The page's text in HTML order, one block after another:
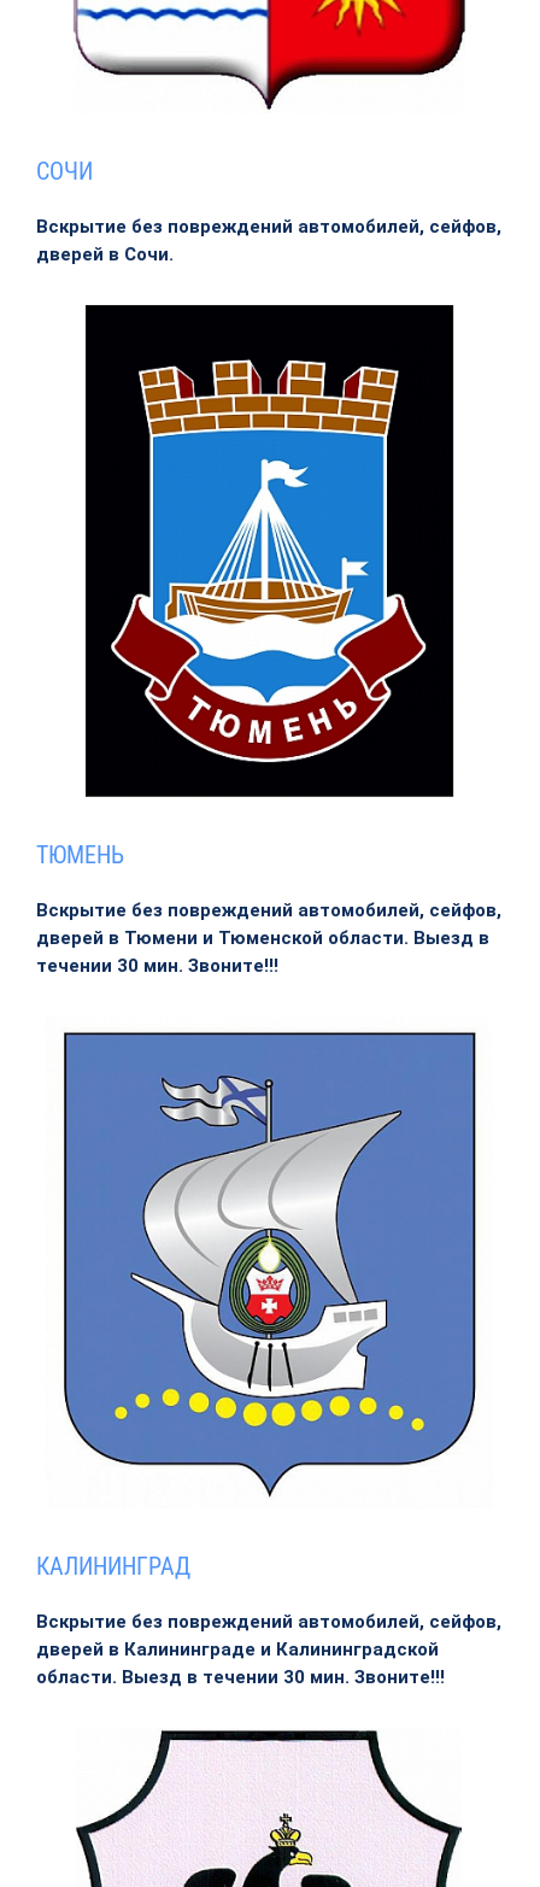
СОЧИ
Вскрытие без повреждений автомобилей, сейфов,
дверей в Сочи.
ТЮМЕНЬ
Вскрытие без повреждений автомобилей, сейфов,
дверей в Тюмени и Тюменской области. Выезд в
течении 30 мин. Звоните!!!
КАЛИНИНГРАД
Вскрытие без повреждений автомобилей, сейфов,
дверей в Калининграде и Калининградской
области. Выезд в течении 30 мин. Звоните!!!